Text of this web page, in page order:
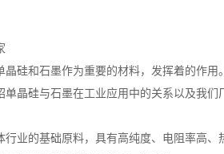
晶硅和石墨作为重要的材料，发挥着的作
单晶硅与石墨在工业应用中的关系以及我们
行业的基础原料，具有高纯度、电阻率高